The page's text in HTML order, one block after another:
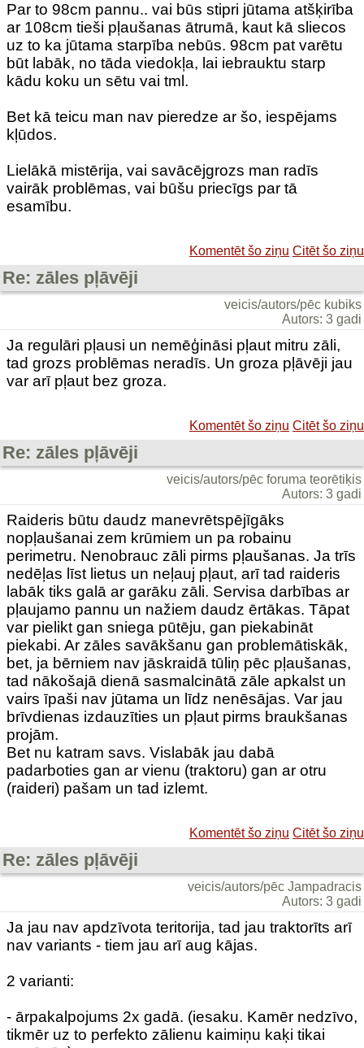
Par to 98cm pannu.. vai būs stipri jūtama atšķirība
ar 108cm tieši pļaušanas ātrumā, kaut kā sliecos
uz to ka jūtama starpība nebūs. 98cm pat varētu
būt labāk, no tāda viedokļa, lai iebrauktu starp
kādu koku un sētu vai tml.
Bet kā teicu man nav pieredze ar šo, iespējams
kļūdos.
Lielākā mistērija, vai savācējgrozs man radīs
vairāk problēmas, vai būšu priecīgs par tā
esamību.
Komentēt šo ziņu Citēt šo ziņu
Re: zāles pļāvēji
veicis/autors/pēc kubiks
Autors: 3 gadi
Ja regulāri pļausi un nemēģināsi pļaut mitru zāli,
tad grozs problēmas neradīs. Un groza pļāvēji jau
var arī pļaut bez groza.
Komentēt šo ziņu Citēt šo ziņu
Re: zāles pļāvēji
veicis/autors/pēc foruma teorētiķis
Autors: 3 gadi
Raideris būtu daudz manevrētspējīgāks
nopļaušanai zem krūmiem un pa robainu
perimetru. Nenobrauc zāli pirms pļaušanas. Ja trīs
nedēļas līst lietus un neļauj pļaut, arī tad raideris
labāk tiks galā ar garāku zāli. Servisa darbības ar
pļaujamo pannu un nažiem daudz ērtākas. Tāpat
var pielikt gan sniega pūtēju, gan piekabināt
piekabi. Ar zāles savākšanu gan problemātiskāk,
bet, ja bērniem nav jāskraidā tūliņ pēc pļaušanas,
tad nākošajā dienā sasmalcinātā zāle apkalst un
vairs īpaši nav jūtama un līdz nenēsājas. Var jau
brīvdienas izdauzīties un pļaut pirms braukšanas
projām.
Bet nu katram savs. Vislabāk jau dabā
padarboties gan ar vienu (traktoru) gan ar otru
(raideri) pašam un tad izlemt.
Komentēt šo ziņu Citēt šo ziņu
Re: zāles pļāvēji
veicis/autors/pēc Jampadracis
Autors: 3 gadi
Ja jau nav apdzīvota teritorija, tad jau traktorīts arī
nav variants - tiem jau arī aug kājas.
2 varianti:
- ārpakalpojums 2x gadā. (iesaku. Kamēr nedzīvo,
tikmēr uz to perfekto zālienu kaimiņu kaķi tikai